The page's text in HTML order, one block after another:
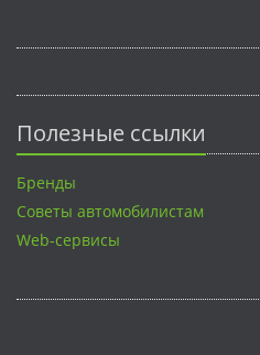
Полезные ссылки
Бренды
Советы автомобилистам
Web-сервисы